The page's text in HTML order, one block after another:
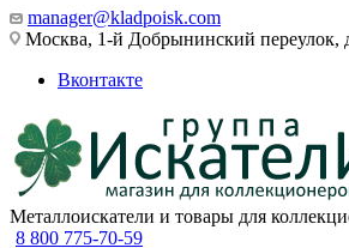
manager@kladpoisk.com
Москва, 1-й Добрынинский переулок,
Вконтакте
Металлоискатели и товары для
8 800 775-70-59